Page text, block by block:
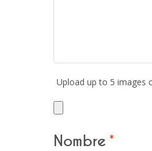
Upload up to 5 images
Nombre*